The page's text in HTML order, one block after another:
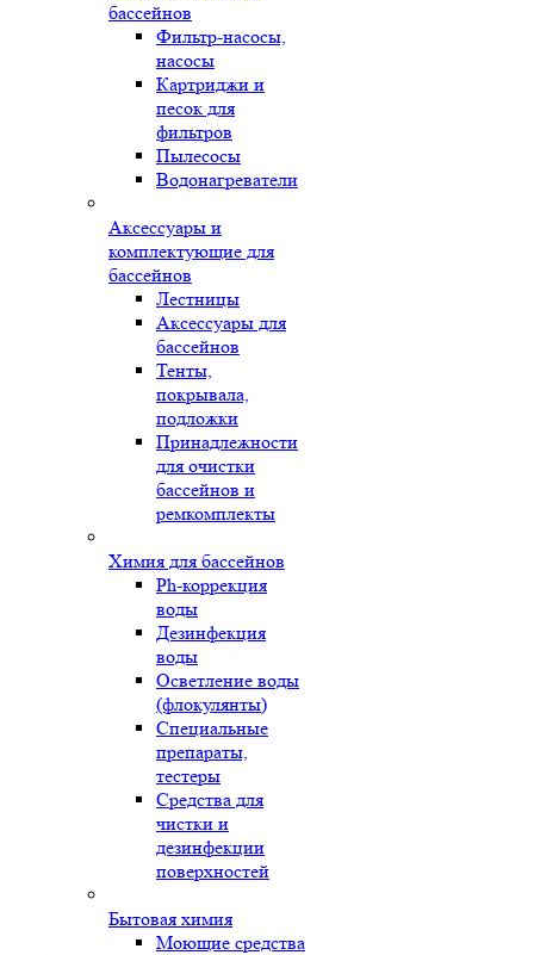
бассейнов
Фильтр-насосы,
насосы
Картриджи и
песок для
фильтров
Пылесосы
Водонагреватели
Аксессуары и
комплектующие для
бассейнов
Лестницы
Аксессуары для
бассейнов
Тенты,
покрывала,
подложки
Принадлежности
для очистки
бассейнов и
ремкомплекты
Химия для бассейнов
Ph-коррекция
воды
Дезинфекция
воды
Осветление воды
(флокулянты)
Специальные
препараты,
тестеры
Средства для
чистки и
дезинфекции
поверхностей
Бытовая химия
Моющие средства